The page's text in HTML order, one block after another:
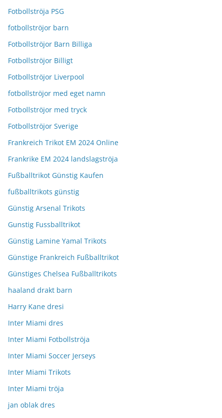
Fotbollströja PSG
fotbollströjor barn
Fotbollströjor Barn Billiga
Fotbollströjor Billigt
Fotbollströjor Liverpool
fotbollströjor med eget namn
Fotbollströjor med tryck
Fotbollströjor Sverige
Frankreich Trikot EM 2024 Online
Frankrike EM 2024 landslagströja
Fußballtrikot Günstig Kaufen
fußballtrikots günstig
Günstig Arsenal Trikots
Gunstig Fussballtrikot
Günstig Lamine Yamal Trikots
Günstige Frankreich Fußballtrikot
Günstiges Chelsea Fußballtrikots
haaland drakt barn
Harry Kane dresi
Inter Miami dres
Inter Miami Fotbollströja
Inter Miami Soccer Jerseys
Inter Miami Trikots
Inter Miami tröja
jan oblak dres